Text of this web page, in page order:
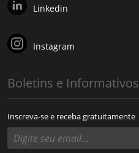
Linkedin
Instagram
Boletins e Informativos
Inscreva-se e receba gratuitamente